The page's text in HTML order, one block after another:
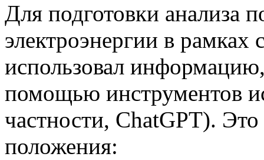
Для подготовки анализа
электроэнергии в рамках
использовал
помощью инструментов
частности, ChatGPT).
положения: